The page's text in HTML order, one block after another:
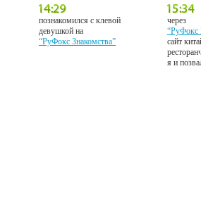
познакомился с клевой
девушкой на
“РуФокс Знакомства”
через
“РуФокс
сайт
я и